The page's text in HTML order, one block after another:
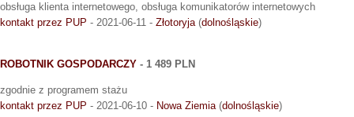
obsługa klienta internetowego, obsługa komunikatorów internetowych
kontakt przez PUP - 2021-06-11 - Złotoryja(dolnośląskie)
ROBOTNIK GOSPODARCZY - 1 489 PLN
zgodnie z programem stażu
kontakt przez PUP - 2021-06-10 - Nowa Ziemia(dolnośląskie)